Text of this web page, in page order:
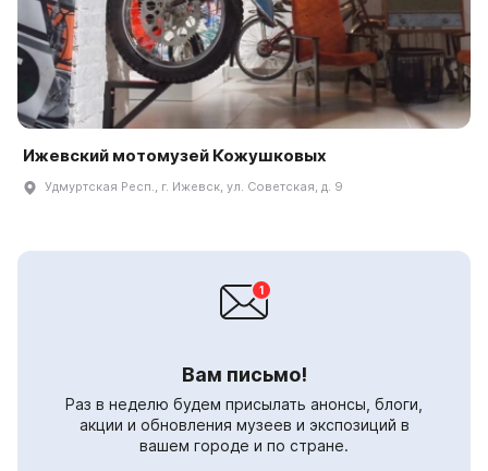
Ижевский мотомузей Кожушковых
Удмуртская Респ., г. Ижевск, ул. Советская, д. 9
Вам письмо!
Раз в неделю будем присылать анонсы, блоги,
акции и обновления музеев и экспозиций в
вашем городе и по стране.